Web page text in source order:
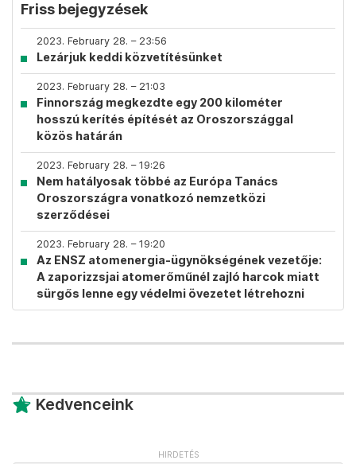
Friss bejegyzések
2023. February 28. – 23:56
Lezárjuk keddi közvetítésünket
2023. February 28. – 21:03
Finnország megkezdte egy 200 kilométer
hosszú kerítés építését az Oroszországgal
közös határán
2023. February 28. – 19:26
Nem hatályosak többé az Európa Tanács
Oroszországra vonatkozó nemzetközi
szerződései
2023. February 28. – 19:20
Az ENSZ atomenergia-ügynökségének vezetője:
A zaporizzsjai atomerőműnél zajló harcok miatt
sürgős lenne egy védelmi övezetet létrehozni
Kedvenceink